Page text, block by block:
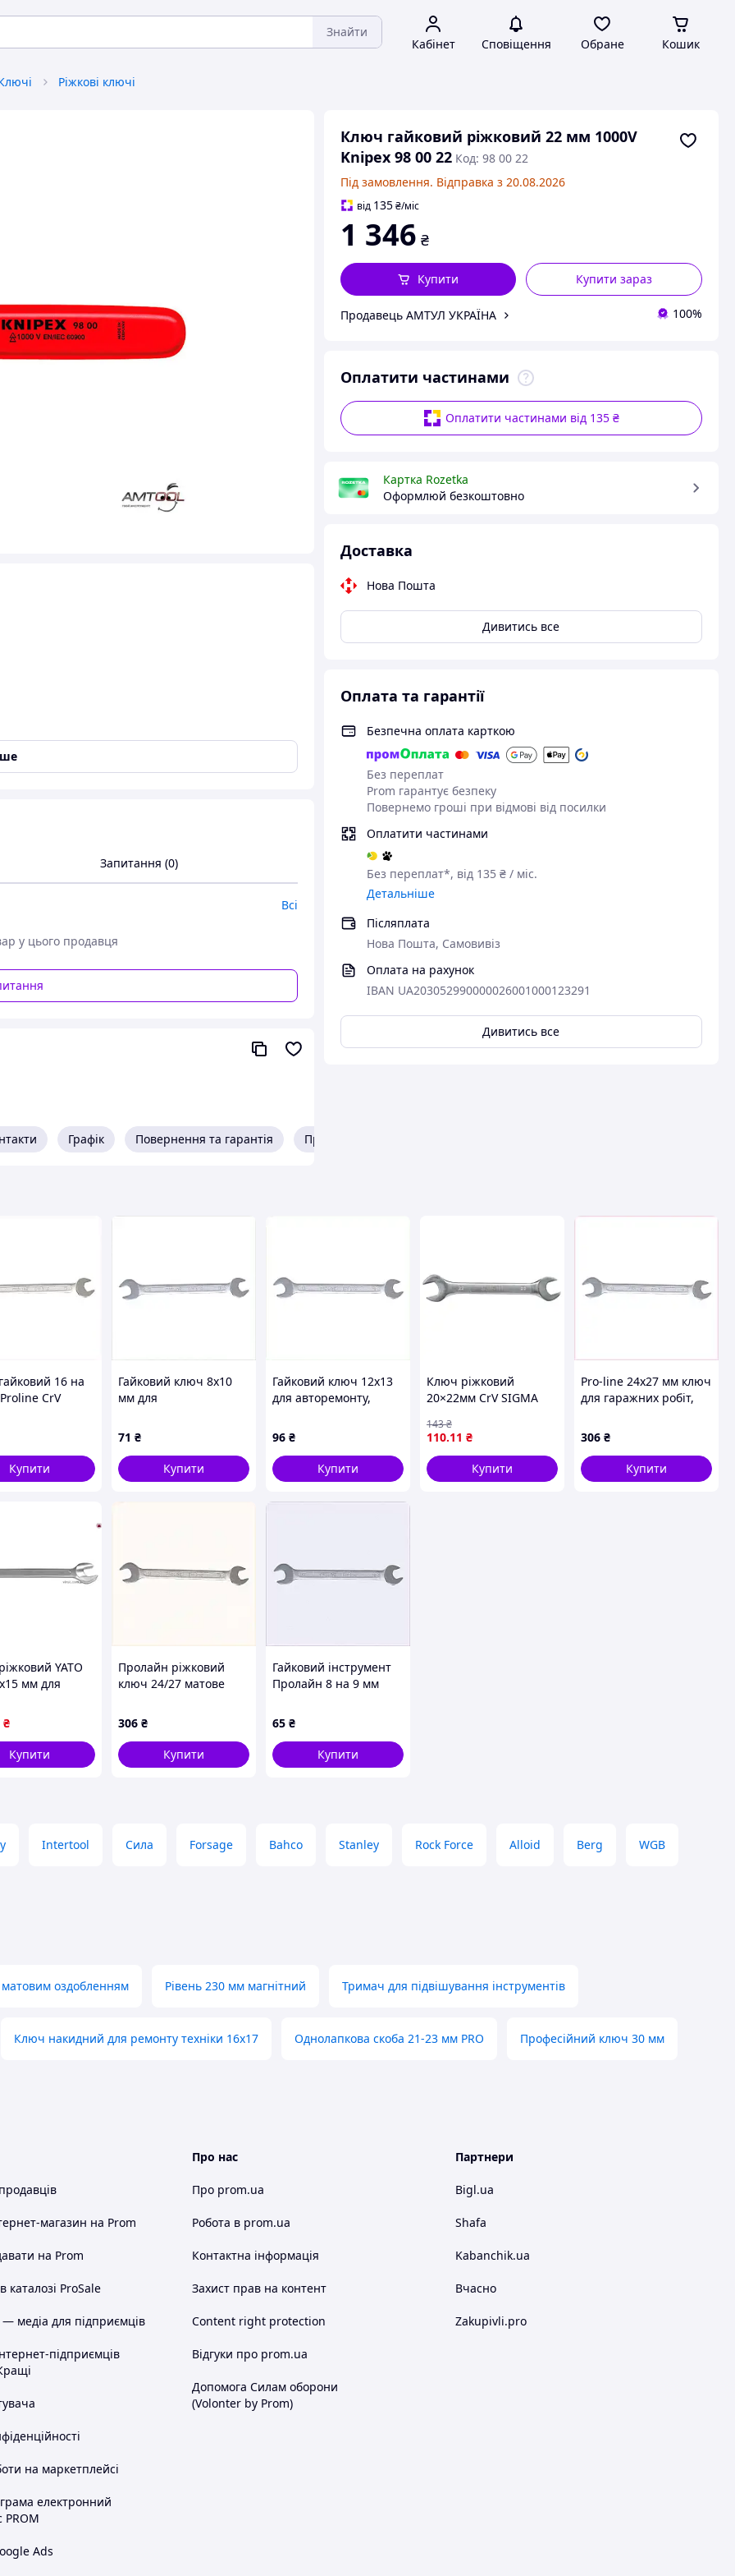
Знайти
Кабінет Сповіщення Обране Кошик
Ріжкові ключі
Ключ гайковий ріжковий 22 мм 1000V
Knipex 98 00 22 Код: 98 00 22
Під замовлення. Відправка з 20.08.2026
від 135 ₴/міс
1 346 ₴
Купити зараз
Купити
Продавець АМТУЛ УКРАЇНА 100%
Оплатити частинами
Оплатити частинами від 135 ₴
Картка Rozetka
Оформлюй безкоштовно
Доставка
Нова Пошта
Дивитись все
Оплата та гарантії
Безпечна оплата карткою
Без переплат
Prom гарантує безпеку
Повернемо гроші при відмові від посилки
Оплатити частинами
Без переплат*, від 135 ₴ / міс.
Детальніше
Післяплата
Нова Пошта, Самовивіз
Оплата на рахунок
IBAN UA203052990000026001000123291
Дивитись все
00 22
Запитання (0)
Всі
у цього продавця
Графік Повернення та гарантія Про продавця
16 на
CrV
Купити
Гайковий ключ 8х10
мм для
X821H832C0
71 ₴
Купити
Гайковий ключ 12х13
для авторемонту,
96 ₴
Купити
Ключ ріжковий
20×22мм CrV SIGMA
110.11 ₴
143₴
Купити
Pro-line 24х27 мм ключ
для гаражних робіт,
306 ₴
Купити
YATO
мм для
гайок і
₴
Купити
Пролайн ріжковий
ключ 24/27 матове
306 ₴
Купити
Гайковий інструмент
Пролайн 8 на 9 мм
82183H21H
65 ₴
Купити
Intertool Сила Forsage Bahco Stanley Rock Force Alloid Berg WGB
матовим оздобленням Рівень 230 мм магнітний Тримач для підвішування інструментів
Ключ накидний для ремонту техніки 16х17 Однолапкова скоба 21-23 мм PRO Професійний ключ 30 мм
магазин на Prom
на Prom
каталозі ProSale
медіа для підприємців
підприємців
на маркетплейсі
електронний
PROM
Ads
Про нас
Про prom.ua
Робота в prom.ua
Контактна інформація
Захист прав на контент
Content right protection
Відгуки про prom.ua
Допомога Силам оборони
(Volonter by Prom)
Партнери
Bigl.ua
Shafa
Kabanchik.ua
Вчасно
Zakupivli.pro